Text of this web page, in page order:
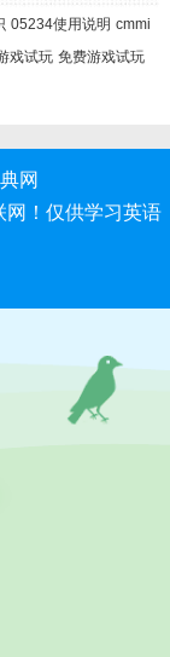
05234使用说明 cmmi
戏试玩 免费游戏试玩
网
网！仅供学习英语